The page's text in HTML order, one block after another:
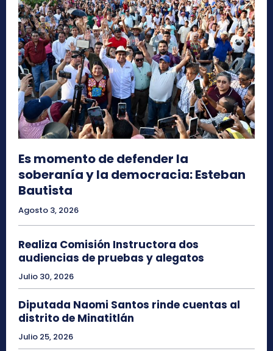
Es momento de defender la
soberanía y la democracia: Esteban
Bautista
Agosto 3, 2026
Realiza Comisión Instructora dos
audiencias de pruebas y alegatos
Julio 30, 2026
Diputada Naomi Santos rinde cuentas al
distrito de Minatitlán
Julio 25, 2026